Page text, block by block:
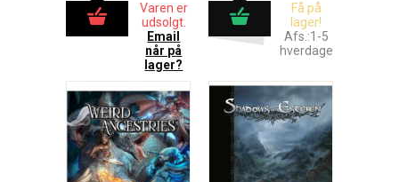
Varen er
udsolgt.
Email
når på
lager?
Få på
lager!
Afs.:1-5
hverdage